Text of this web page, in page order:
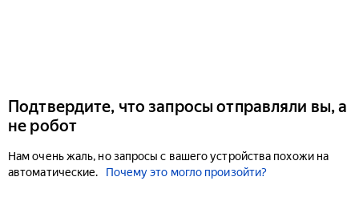
Подтвердите, что запросы отправляли вы, а
не робот
Нам очень жаль, но запросы с вашего устройства похожи на
автоматические.
Почему это могло произойти?